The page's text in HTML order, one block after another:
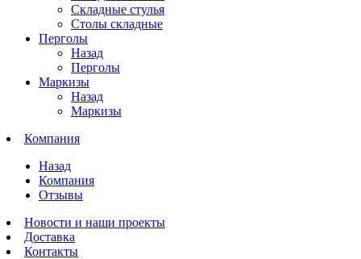
Складные стулья
Столы складные
Перголы
Назад
Перголы
Маркизы
Назад
Маркизы
Компания
Назад
Компания
Отзывы
Новости и наши проекты
Доставка
Контакты